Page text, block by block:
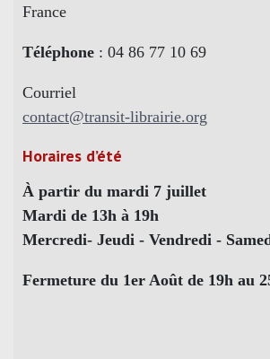
France
Téléphone : 04 86 77 10 69
Courriel
contact@transit-librairie.org
Horaires d’été
À partir du mardi 7 juillet
Mardi de 13h à 19h
Mercredi- Jeudi - Vendredi -
Fermeture du 1er Août de 19h au